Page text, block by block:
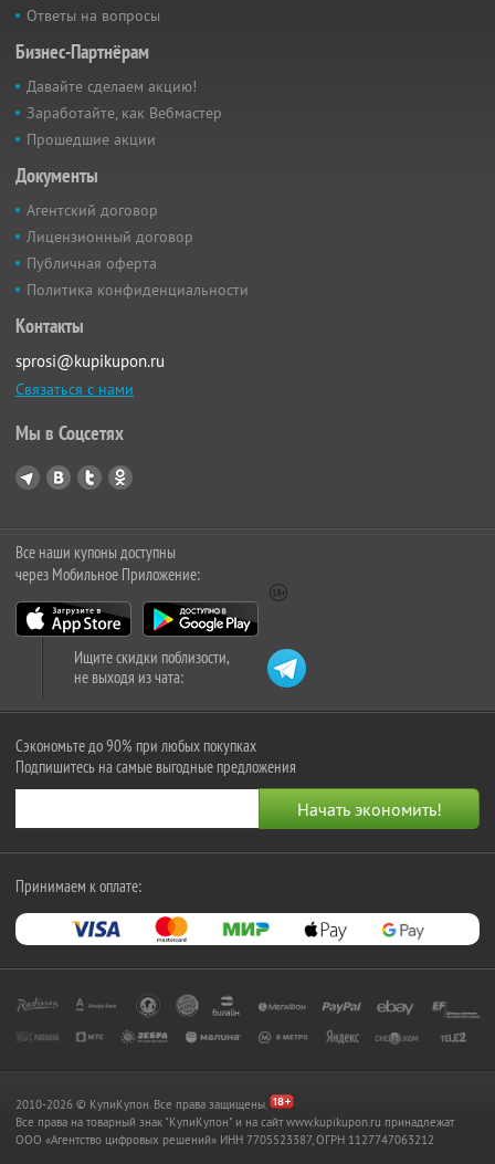
Ответы на вопросы
Бизнес-Партнёрам
Давайте сделаем акцию!
Заработайте, как Вебмастер
Прошедшие акции
Документы
Агентский договор
Лицензионный договор
Публичная оферта
Политика конфиденциальности
Контакты
sprosi@kupikupon.ru
Связаться с нами
Мы в Соцсетях
Все наши купоны доступны
через Мобильное Приложение:
Ищите скидки поблизости,
не выходя из чата:
Сэкономьте до 90% при любых покупках
Подпишитесь на самые выгодные предложения
Принимаем к оплате:
2010-2026 © КупиКупон. Все права защищены.
Все права на товарный знак "КупиКупон" и на сайт www.kupikupon.ru принадлежат
OOO «Агентство цифровых решений» ИНН 7705523387, ОГРН 1127747063212